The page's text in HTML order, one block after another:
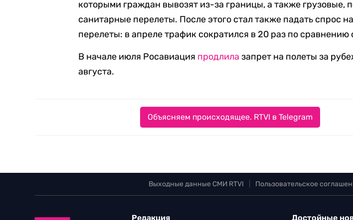
которыми граждан вывозят из-за границы, а также грузовые,
санитарные перелеты. После этого стал также падать спрос
перелеты: в апреле трафик сократился в 20 раз по сравнению
В начале июля Росавиация продлила запрет на полеты за
августа.
Объясняем происходящее. RTVI в Telegram
Выходные данные СМИ RTVI Пользовательское
Редакция Достойные